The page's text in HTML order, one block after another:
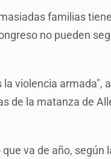
familias
no pueden
violencia armada",
de la matanza de
va de año, según